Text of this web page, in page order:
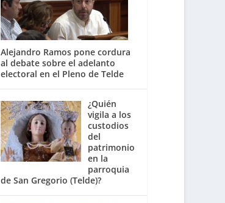
Alejandro Ramos pone cordura
al debate sobre el adelanto
electoral en el Pleno de Telde
¿Quién
vigila a los
custodios
del
patrimonio
en la
parroquia
de San Gregorio (Telde)?